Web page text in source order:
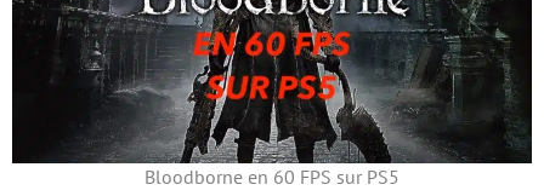
Bloodborne en 60 FPS sur PS5